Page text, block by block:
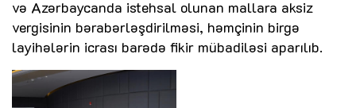
və Azərbaycanda istehsal olunan mallara aksiz
vergisinin bərabərləşdirilməsi, həmçinin birgə
layihələrin icrası barədə fikir mübadiləsi aparılıb.